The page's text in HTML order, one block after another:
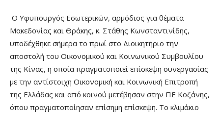
Ο Υφυπουργός Εσωτερικών, αρμόδιος για θέματα
Μακεδονίας και Θράκης, κ. Στάθης Κωνσταντινίδης,
υποδέχθηκε σήμερα το πρωί στο Διοικητήριο την
αποστολή του Οικονομικού και Κοινωνικού Συμβουλίου
της Κίνας, η οποία πραγματοποιεί επίσκεψη συνεργασίας
με την αντίστοιχη Οικονομική και Κοινωνική Επιτροπή
της Ελλάδας και από κοινού μετέβησαν στην ΠΕ Κοζάνης,
όπου πραγματοποίησαν επίσημη επίσκεψη. Το κλιμάκιο